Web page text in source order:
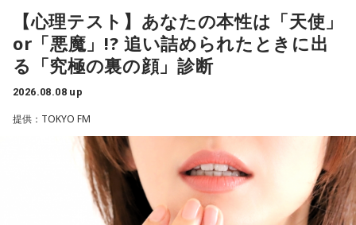
だ、これは日本だけではなく、アルゼンチンと対戦したイン
グランドもそういう展開になったんですよ。サッカーってそ
ういうスポーツなんですよね。
つまり、ベンチから何か言っても（すぐに戦術を）変えられ
るほど簡単なスポーツではないんです。なぜならば、相手が
それに対してまた変化をしてくるから。だから“個”の力を高め
◆世界で戦うために必要な“個”の力
藤木：今回、日本代表はケガ人が続出しましたが、それでも
とがあると切り出し、「賞レースで結果を残していないコン
ビ、（芸歴18年目の）ぐりんぴーすがよく愚痴をこぼしてい
るのは、最近の後輩は挨拶をしてくれないんだって（笑）」
と暴露します。
有吉自身は、今では後輩から挨拶されないことがまったくな
いため分からないと前置きしつつ、「ぐりんぴーすがそう言
っていたから……その辺はどう？ 風紀が乱れているかどうか」
と質問します。
これに対して、カミムラは「ぐりんぴーすさんが言っている
のは、1～2年目の芸人の子たちだと思うんですけど……たぶ
【心理テスト】あなたの本性は「天使」
or「悪魔」!? 追い詰められたときに出
る「究極の裏の顔」診断
2026.08.08 up
提供：TOKYO FM